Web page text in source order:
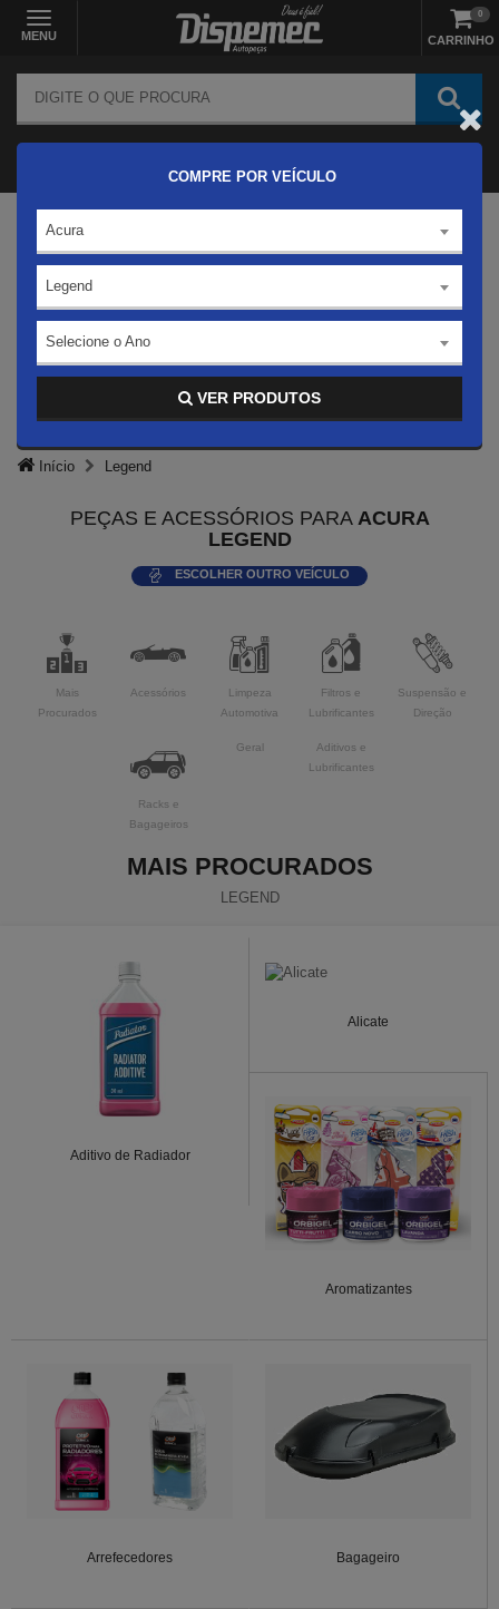
MENU CARRINHO
0
COMPRE POR VEÍCULO
Acura
Legend
Selecione o Ano
VER PRODUTOS
Início Legend
PEÇAS E ACESSÓRIOS PARA ACURA
LEGEND
ESCOLHER OUTRO VEÍCULO
Mais
Procurados
Acessórios
Limpeza
Automotiva
Filtros e
Lubrificantes
Suspensão e
Direção
Racks e
Bagageiros
Geral
Aditivos e
Lubrificantes
MAIS PROCURADOS
LEGEND
Aditivo de Radiador
Alicate
Aromatizantes
Arrefecedores Bagageiro